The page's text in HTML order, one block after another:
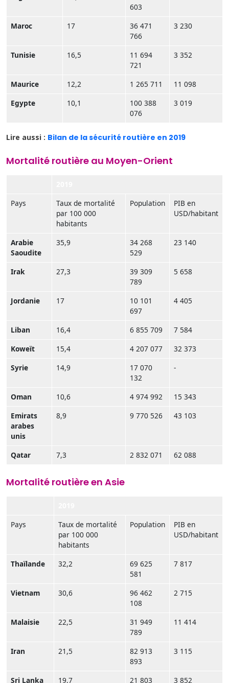
603
Maroc 17
36 471
766
3 230
Tunisie 16,5
11 694
721
3 352
Maurice 12,2 1 265 711
11 098
Egypte
10,1
100 388
076
3 019
Lire aussi : Bilan de la sécurité routière en 2019
Mortalité routière au Moyen-Orient
Pays
Taux de mortalité
par 100 000
habitants
Population
PIB en
USD/habitant
Arabie
Saoudite
35,9
34 268
529
23 140
Irak 27,3
39 309
789
5 658
Jordanie 17
10 101
697
4 405
Liban 16,4 6 855 709
7 584
Koweït
15,4 4 207 077
32 373
Syrie
14,9
17 070
132
-
Oman 10,6 4 974 992
15 343
Emirats
arabes
unis
8,9 9 770 526 43 103
Qatar 7,3 2 832 071 62 088
Mortalité routière en Asie
Pays
Taux de mortalité
par 100 000
habitants
Population
PIB en
USD/habitant
Thaïlande 32,2
69 625
581
7 817
Vietnam 30,6
96 462
108
2 715
Malaisie 22,5
31 949
789
11 414
Iran 21,5
82 913
893
3 115
Sri Lanka 19,7
21 803
3 852